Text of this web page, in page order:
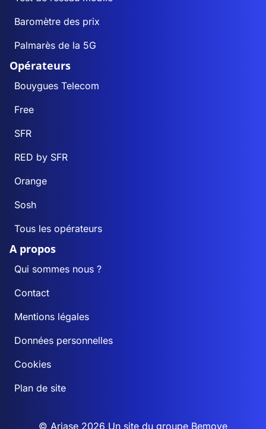
Baromètre des prix
Palmarès de la 5G
Opérateurs
Bouygues Telecom
Free
SFR
RED by SFR
Orange
Sosh
Tous les opérateurs
A propos
Qui sommes nous ?
Contact
Mentions légales
Données personnelles
Cookies
Plan de site
© Ariase 2026 Un site du groupe Bemove